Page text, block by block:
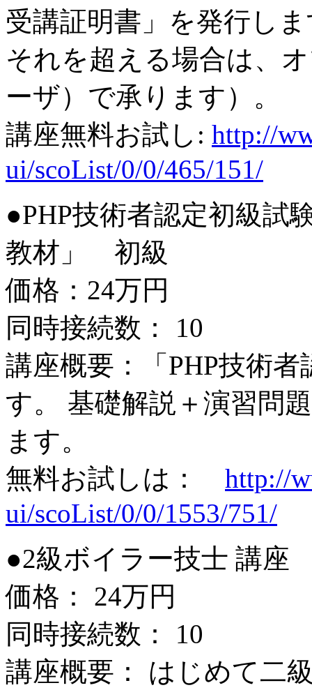
受講証明書」を発行し
それを超える場合は、
ーザ）で承ります）。
講座無料お試し: http://
ui/scoList/0/0/465/151/
●PHP技術者認定初級試
教材」 初級
価格：24万円
同時接続数： 10
講座概要：「PHP技術
す。 基礎解説＋演習問
ます。
無料お試しは： http://
ui/scoList/0/0/1553/751/
●2級ボイラー技士 講座
価格： 24万円
同時接続数： 10
講座概要： はじめて二